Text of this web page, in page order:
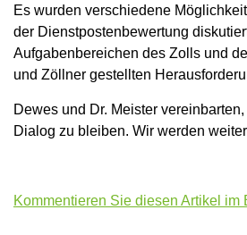
Es wurden verschiedene
der Dienstpostenbewertung
Aufgabenbereichen des Zolls und
und Zöllner gestellten
Dewes und Dr. Meister
Dialog zu bleiben. Wir werden
Kommentieren Sie diesen Artikel im